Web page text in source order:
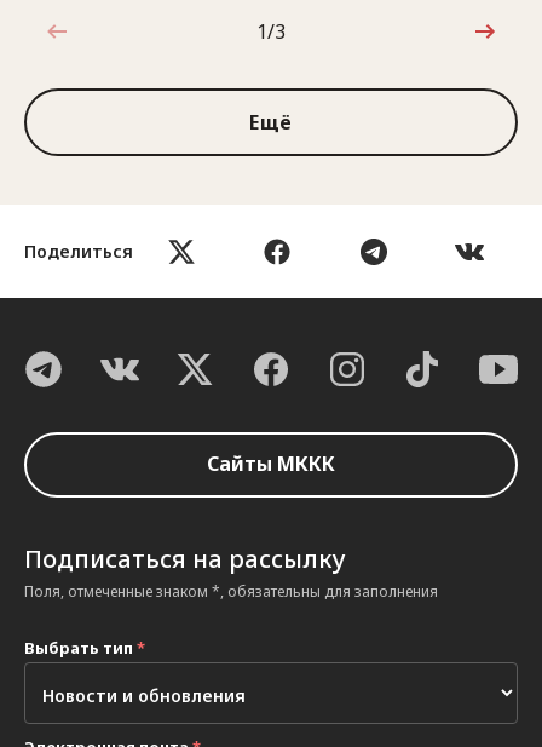
Поделиться
1 из 3
1/3
Ещё
Сайты МККК
Подписаться на рассылку
Поля, отмеченные знаком *, обязательны для заполнения
Выбрать тип *